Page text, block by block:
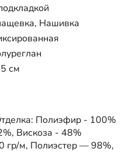
Нашивка
см
Полиэфир - 100%
Вискоза - 48%
гр/м, Полиэстер — 98%,